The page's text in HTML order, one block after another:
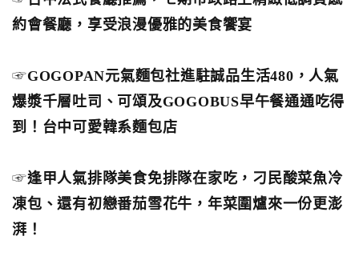
約會餐廳，享受浪漫優雅的美食饗宴
☞GOGOPAN元氣麵包社進駐誠品生活480，人氣
爆漿千層吐司、可頌及GOGOBUS早午餐通通吃得
到！台中可愛韓系麵包店
☞逢甲人氣排隊美食免排隊在家吃，刁民酸菜魚冷
凍包、還有初戀番茄雪花牛，年菜圍爐來一份更澎
湃！